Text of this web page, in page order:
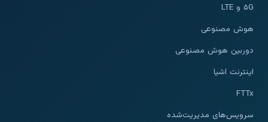
۵G و LTE
هوش مصنوعی
دوربین هوش مصنوعی
اینترنت اشیا
FTTx
سرویس‌های مدیریت‌شده